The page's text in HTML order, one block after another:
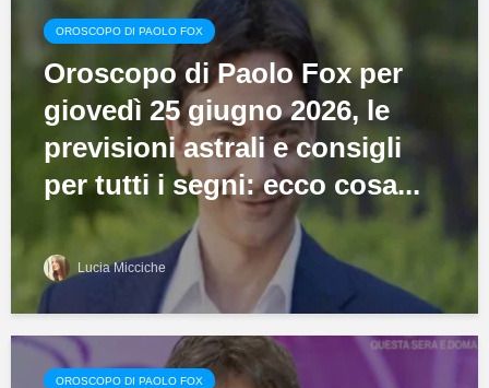
OROSCOPO DI PAOLO FOX
Oroscopo di Paolo Fox per
giovedì 25 giugno 2026, le
previsioni astrali e consigli
per tutti i segni: ecco cosa...
Lucia Micciche
OROSCOPO DI PAOLO FOX